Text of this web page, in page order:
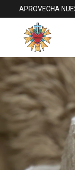
APROVECHA